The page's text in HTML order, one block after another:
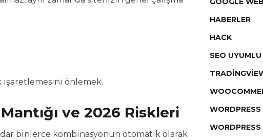
işaretlemesini önlemek.
ve 2026 Riskleri
binlerce kombinasyonun otomatik olarak
HABERLER
HACK
SEO
WORDPRESS